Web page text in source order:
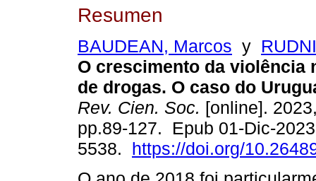
Resumen
BAUDEAN, Marcos y
O crescimento da violência
de drogas. O caso do
Rev. Cien. Soc. [online].
pp.89-127. Epub 01-Dic-
5538. https://doi.org/